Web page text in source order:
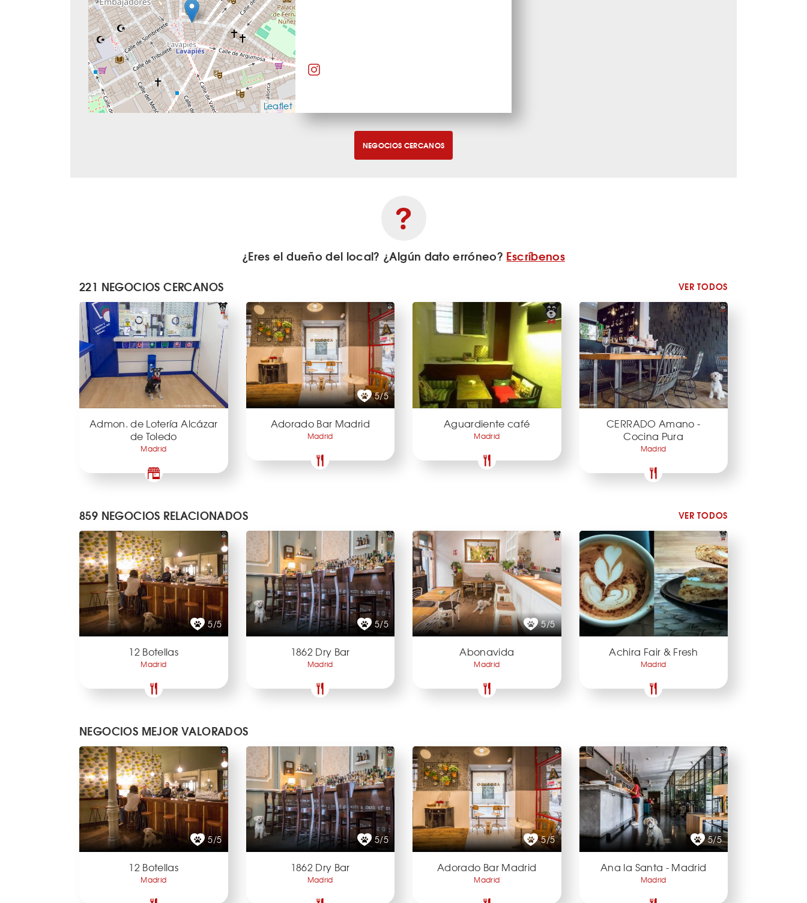
Leaflet
NEGOCIOS CERCANOS
¿Eres el dueño del local? ¿Algún dato erróneo? Escríbenos
221 NEGOCIOS CERCANOS
VER TODOS
Admon. de Lotería Alcázar
de Toledo
Madrid
5/5
Adorado Bar Madrid
Madrid
Aguardiente café
Madrid
CERRADO Amano -
Cocina Pura
Madrid
859 NEGOCIOS RELACIONADOS VER TODOS
5/5
12 Botellas
Madrid
5/5
1862 Dry Bar
Madrid
5/5
Abonavida
Madrid
Achira Fair & Fresh
Madrid
NEGOCIOS MEJOR VALORADOS
5/5
12 Botellas
Madrid
5/5
1862 Dry Bar
Madrid
5/5
Adorado Bar Madrid
Madrid
5/5
Ana la Santa - Madrid
Madrid